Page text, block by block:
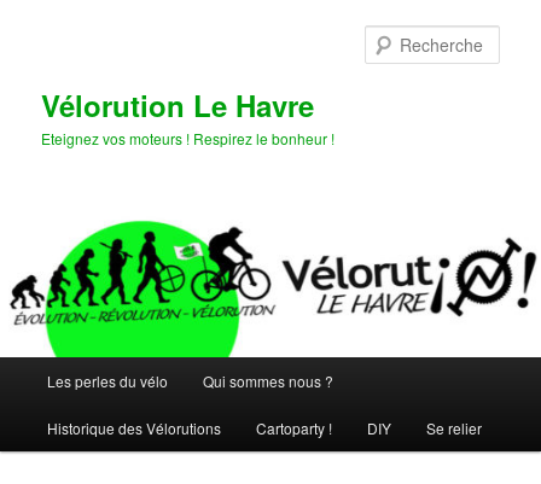
Vélorution Le Havre
Eteignez vos moteurs ! Respirez le bonheur !
principal
Les perles du vélo Qui sommes nous ?
Historique des Vélorutions Cartoparty ! DIY Se relier